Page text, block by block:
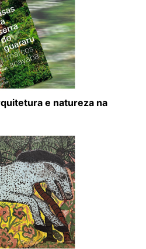
e natureza na